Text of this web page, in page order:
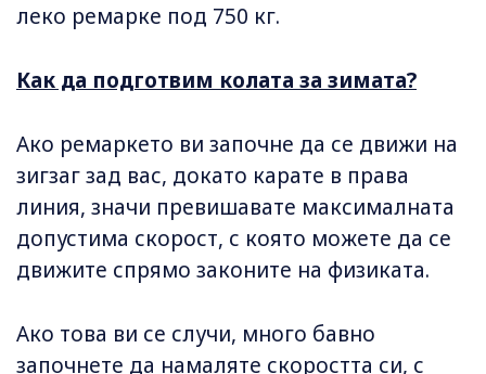
леко ремарке под 750 кг.
Как да подготвим колата за зимата?
Ако ремаркето ви започне да се движи на
зигзаг зад вас, докато карате в права
линия, значи превишавате максималната
допустима скорост, с която можете да се
движите спрямо законите на физиката.
Ако това ви се случи, много бавно
започнете да намаляте скоростта си, с